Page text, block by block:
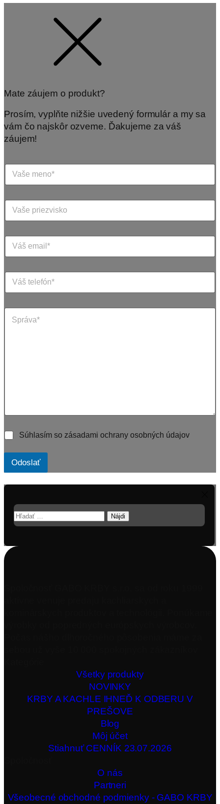
Mate záujem o produkt?
Prosím, vyplňte nižšie uvedený formulár a my sa
vám čo najskôr ozveme. Ďakujeme za váš
záujem!
Súhlasím so zásadami ochrany osobných údajov
Odoslať
Hľadať:
Všetky produkty
NOVINKY
KRBY A KACHLE IHNEĎ K ODBERU V
PREŠOVE
Blog
Môj účet
Stiahnuť CENNÍK 23.07.2026
O nás
Partneri
Všeobecné obchodné podmienky - GABO KRBY